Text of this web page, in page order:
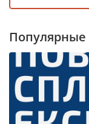
Популярные